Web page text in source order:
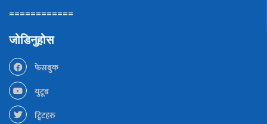
============
जोडिनुहोस
फेसबुक
युटूब
ट्विटहरु